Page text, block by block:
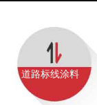
道路标线涂料